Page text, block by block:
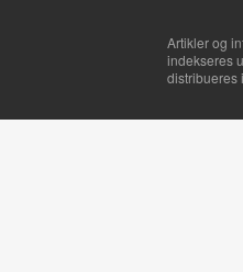
Artikler og
indekseres
distribueres